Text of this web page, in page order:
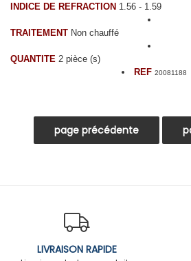
INDICE DE REFRACTION 1.56 - 1.59
TRAITEMENT Non chauffé
QUANTITE 2 pièce (s)
REF 20081188
LIVRAISON RAPIDE